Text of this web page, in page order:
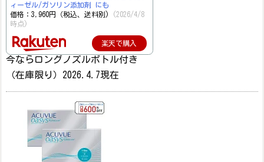
ィーゼル/ガソリン添加剤 にも
価格：3,960円（税込、送料別)
(2026/4/8
時点)
楽天で購入
今ならロングノズルボトル付き
（在庫限り）2026.4.7現在